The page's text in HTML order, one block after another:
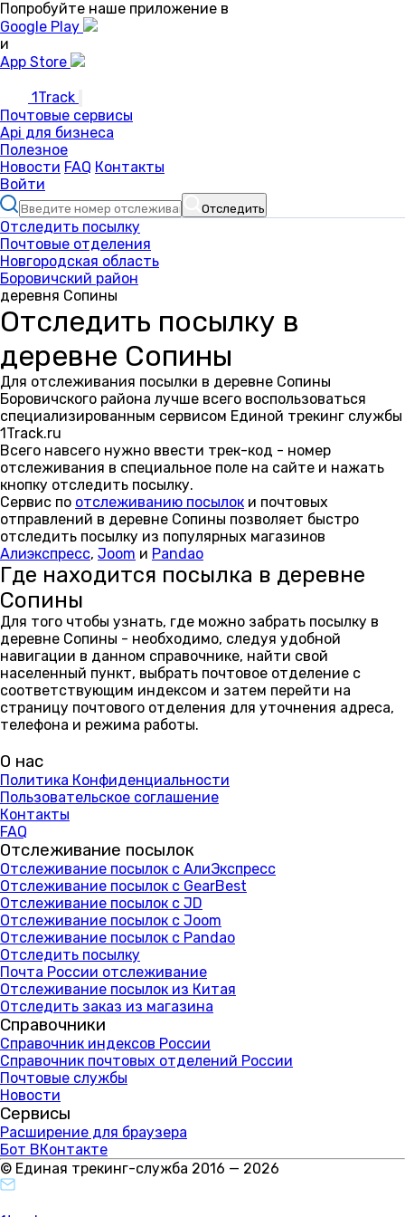
Попробуйте наше приложение в
Google Play
и
App Store
1Track
Почтовые сервисы
Api для бизнеса
Полезное
Новости FAQ Контакты
Войти
Отследить
Отследить посылку
Почтовые отделения
Новгородская область
Боровичский район
деревня Сопины
Отследить посылку в
деревне Сопины
Для отслеживания посылки в деревне Сопины
Боровичского района лучше всего воспользоваться
специализированным сервисом Единой трекинг службы
1Track.ru
Всего навсего нужно ввести трек-код - номер
отслеживания в специальное поле на сайте и нажать
кнопку отследить посылку.
Сервис по отслеживанию посылок и почтовых
отправлений в деревне Сопины позволяет быстро
отследить посылку из популярных магазинов
Алиэкспресс, Joom и Pandao
Где находится посылка в деревне
Сопины
Для того чтобы узнать, где можно забрать посылку в
деревне Сопины - необходимо, следуя удобной
навигации в данном справочнике, найти свой
населенный пункт, выбрать почтовое отделение с
соответствующим индексом и затем перейти на
страницу почтового отделения для уточнения адреса,
телефона и режима работы.
О нас
Политика Конфиденциальности
Пользовательское соглашение
Контакты
FAQ
Отслеживание посылок
Отслеживание посылок с АлиЭкспресс
Отслеживание посылок с GearBest
Отслеживание посылок с JD
Отслеживание посылок с Joom
Отслеживание посылок с Pandao
Отследить посылку
Почта России отслеживание
Отслеживание посылок из Китая
Отследить заказ из магазина
Справочники
Справочник индексов России
Справочник почтовых отделений России
Почтовые службы
Новости
Сервисы
Расширение для браузера
Бот ВКонтакте
© Единая трекинг-служба 2016 — 2026